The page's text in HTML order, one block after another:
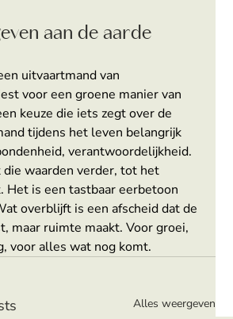
aan de aarde
uitvaartmand van
voor een groene manier van
keuze die iets zegt over de
tijdens het leven belangrijk
verantwoordelijkheid.
die waarden verder, tot het
Het is een tastbaar eerbetoon
overblijft is een afscheid dat de
maar ruimte maakt. Voor groei,
voor alles wat nog komt.
Alles weergeven